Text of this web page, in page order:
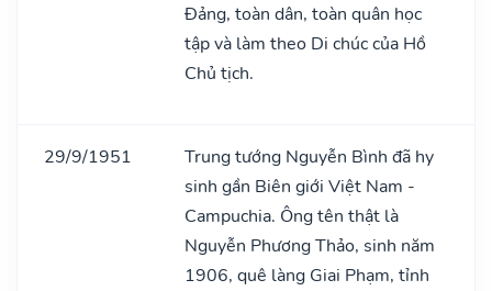
Đảng, toàn dân, toàn quân học
tập và làm theo Di chúc của Hồ
Chủ tịch.
29/9/1951
Trung tướng Nguyễn Bình đã hy
sinh gần Biên giới Việt Nam -
Campuchia. Ông tên thật là
Nguyễn Phương Thảo, sinh năm
1906, quê làng Giai Phạm, tỉnh